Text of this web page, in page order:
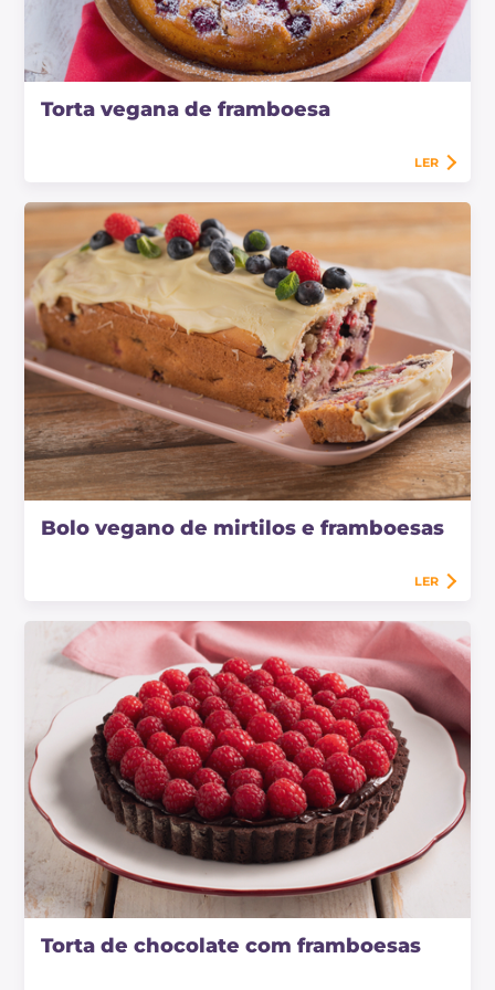
Torta vegana de framboesa
LER
Bolo vegano de mirtilos e framboesas
LER
Torta de chocolate com framboesas